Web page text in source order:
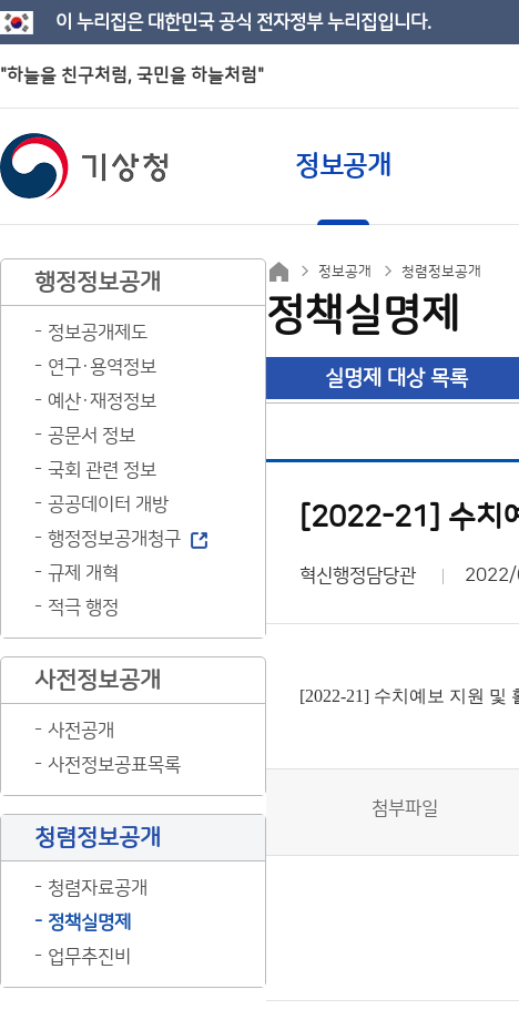
이 누리집은 대한민국 공식 전자정부 누리집입니다.
"하늘을 친구처럼, 국민을 하늘처럼"
정보공개
행정정보공개
정보공개제도
연구·용역정보
예산·재정정보
공문서 정보
국회 관련 정보
공공데이터 개방
행정정보공개청구
규제 개혁
적극 행정
사전정보공개
사전공개
사전정보공표목록
청렴정보공개
청렴자료공개
정책실명제
업무추진비
정보공개 청렴정보공개
정책실명제
실명제 대상 목록
[2022-21] 수치
혁신행정담당관
[2022-21] 수치예보 지원 및
첨부파일